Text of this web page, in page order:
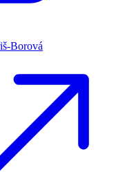
Borová